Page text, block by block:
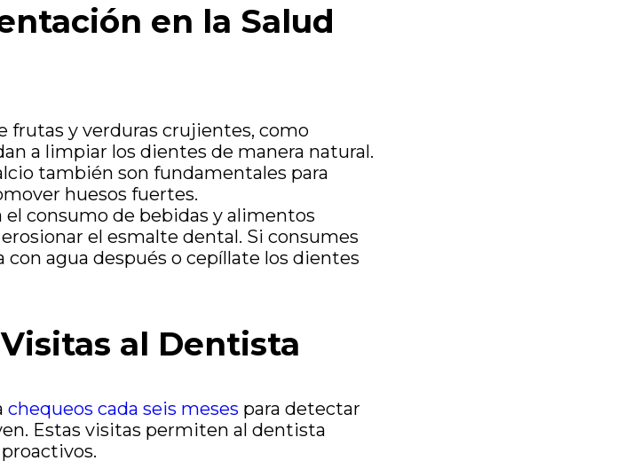
en la Salud
frutas y verduras crujientes, como
a limpiar los dientes de manera natural.
también son fundamentales para
huesos fuertes.
el consumo de bebidas y alimentos
el esmalte dental. Si consumes
agua después o cepíllate los dientes
al Dentista
chequeos cada seis meses para detectar
Estas visitas permiten al dentista